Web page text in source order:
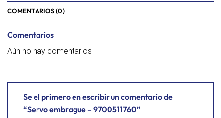
COMENTARIOS (0)
Comentarios
Aún no hay comentarios
Se el primero en escribir un comentario de
“Servo embrague – 9700511760”